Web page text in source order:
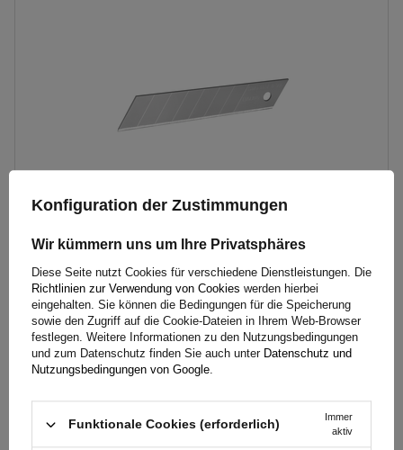
STANLEY Cuttermesser Abbrechklingen 18mm 10Stk
2,79 €inkl. MwSt
Große Menge verfügbar Wir versenden schon am10. August
legen
Konfiguration der Zustimmungen
Wir kümmern uns um Ihre Privatsphäres
Diese Seite nutzt Cookies für verschiedene Dienstleistungen. Die
Richtlinien zur Verwendung von Cookies werden hierbei
eingehalten. Sie können die Bedingungen für die Speicherung
sowie den Zugriff auf die Cookie-Dateien in Ihrem Web-Browser
festlegen. Weitere Informationen zu den Nutzungsbedingungen
und zum Datenschutz finden Sie auch unter Datenschutz und
Nutzungsbedingungen von Google.
Funktionale Cookies (erforderlich)
Immer
aktiv